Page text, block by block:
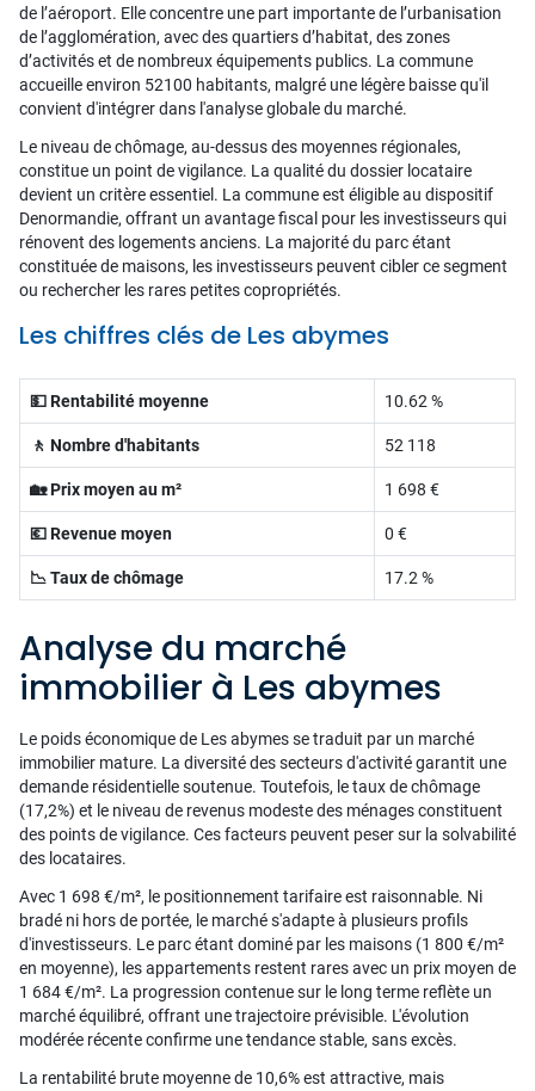
de l’aéroport. Elle concentre une part importante de l’urbanisation
de l’agglomération, avec des quartiers d’habitat, des zones
d’activités et de nombreux équipements publics. La commune
accueille environ 52100 habitants, malgré une légère baisse qu'il
convient d'intégrer dans l'analyse globale du marché.
Le niveau de chômage, au-dessus des moyennes régionales,
constitue un point de vigilance. La qualité du dossier locataire
devient un critère essentiel. La commune est éligible au dispositif
Denormandie, offrant un avantage fiscal pour les investisseurs qui
rénovent des logements anciens. La majorité du parc étant
constituée de maisons, les investisseurs peuvent cibler ce segment
ou rechercher les rares petites copropriétés.
Les chiffres clés de Les abymes
💵 Rentabilité moyenne 10.62 %
🚶 Nombre d'habitants 52 118
🏡 Prix moyen au m² 1 698 €
💶 Revenue moyen 0 €
📉 Taux de chômage 17.2 %
Analyse du marché
immobilier à Les abymes
Le poids économique de Les abymes se traduit par un marché
immobilier mature. La diversité des secteurs d'activité garantit une
demande résidentielle soutenue. Toutefois, le taux de chômage
(17,2%) et le niveau de revenus modeste des ménages constituent
des points de vigilance. Ces facteurs peuvent peser sur la solvabilité
des locataires.
Avec 1 698 €/m², le positionnement tarifaire est raisonnable. Ni
bradé ni hors de portée, le marché s'adapte à plusieurs profils
d'investisseurs. Le parc étant dominé par les maisons (1 800 €/m²
en moyenne), les appartements restent rares avec un prix moyen de
1 684 €/m². La progression contenue sur le long terme reflète un
marché équilibré, offrant une trajectoire prévisible. L'évolution
modérée récente confirme une tendance stable, sans excès.
La rentabilité brute moyenne de 10,6% est attractive, mais